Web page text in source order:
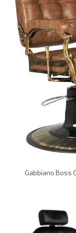
Gabbiano Boss